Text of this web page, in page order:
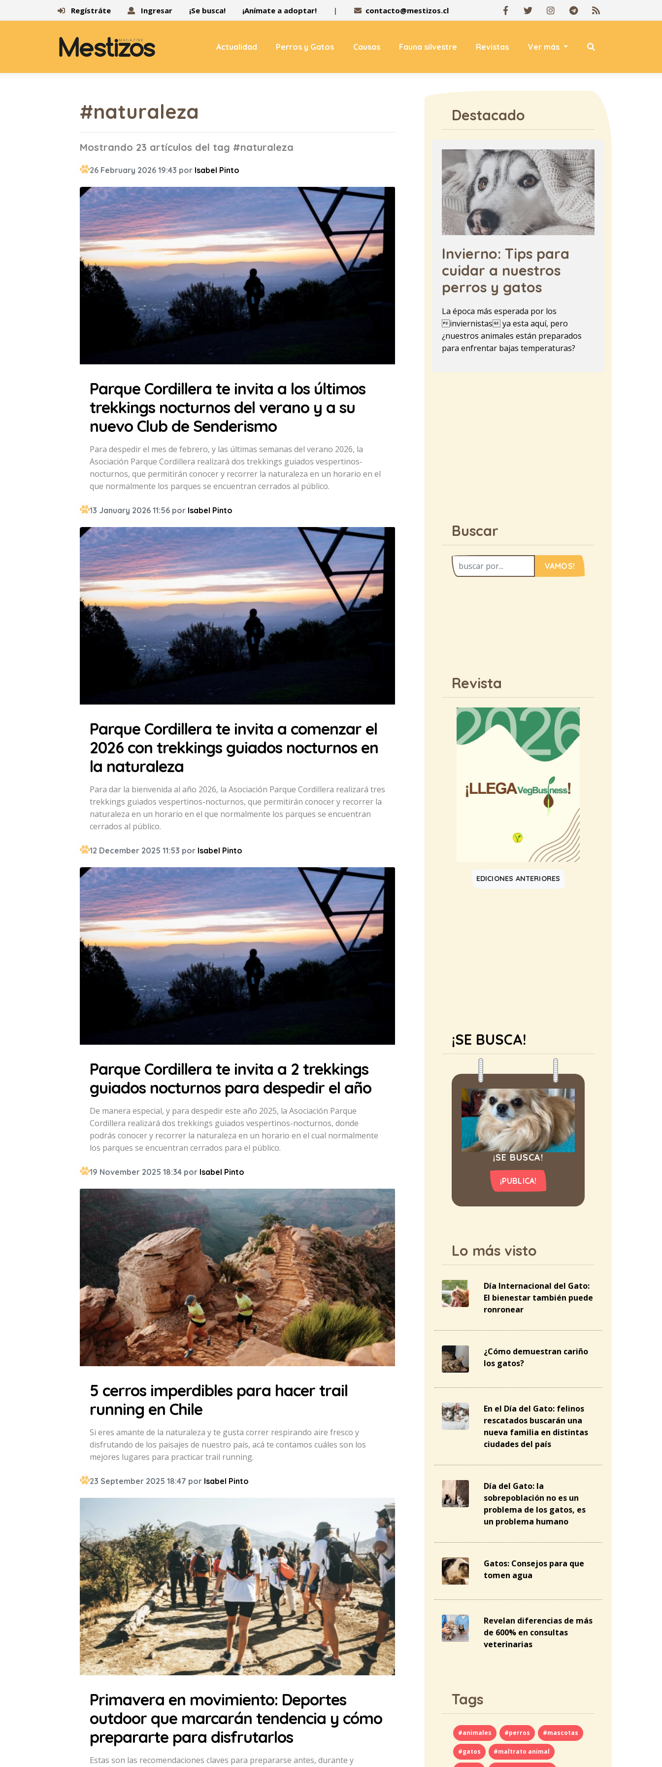
Regístráte Ingresar ¡Se busca! ¡Anímate a adoptar! | contacto@mestizos.cl
Actualidad Perros y Gatos Causas Fauna silvestre Revistas Ver más
#naturaleza
Mostrando 23 artículos del tag #naturaleza
26 February 2026 19:43 por Isabel Pinto
Parque Cordillera te invita a los últimos
trekkings nocturnos del verano y a su
nuevo Club de Senderismo
Para despedir el mes de febrero, y las últimas semanas del verano 2026, la
Asociación Parque Cordillera realizará dos trekkings guiados vespertinos-
nocturnos, que permitirán conocer y recorrer la naturaleza en un horario en el
que normalmente los parques se encuentran cerrados al público.
13 January 2026 11:56 por Isabel Pinto
Parque Cordillera te invita a comenzar el
2026 con trekkings guiados nocturnos en
la naturaleza
Para dar la bienvenida al año 2026, la Asociación Parque Cordillera realizará tres
trekkings guiados vespertinos-nocturnos, que permitirán conocer y recorrer la
naturaleza en un horario en el que normalmente los parques se encuentran
cerrados al público.
12 December 2025 11:53 por Isabel Pinto
Parque Cordillera te invita a 2 trekkings
guiados nocturnos para despedir el año
De manera especial, y para despedir este año 2025, la Asociación Parque
Cordillera realizará dos trekkings guiados vespertinos-nocturnos, donde
podrás conocer y recorrer la naturaleza en un horario en el cual normalmente
los parques se encuentran cerrados para el público.
19 November 2025 18:34 por Isabel Pinto
5 cerros imperdibles para hacer trail
running en Chile
Si eres amante de la naturaleza y te gusta correr respirando aire fresco y
disfrutando de los paisajes de nuestro país, acá te contamos cuáles son los
mejores lugares para practicar trail running.
23 September 2025 18:47 por Isabel Pinto
Primavera en movimiento: Deportes
outdoor que marcarán tendencia y cómo
prepararte para disfrutarlos
Estas son las recomendaciones claves para prepararse antes, durante y
Destacado
Invierno: Tips para
cuidar a nuestros
perros y gatos
La época más esperada por los
inviernistas ya esta aquí, pero
¿nuestros animales están preparados
para enfrentar bajas temperaturas?
Buscar
VAMOS!
Revista
EDICIONES ANTERIORES
¡SE BUSCA!
¡SE BUSCA!
¡PUBLICA!
Lo más visto
Día Internacional del Gato:
El bienestar también puede
ronronear
¿Cómo demuestran cariño
los gatos?
En el Día del Gato: felinos
rescatados buscarán una
nueva familia en distintas
ciudades del país
Día del Gato: la
sobrepoblación no es un
problema de los gatos, es
un problema humano
Gatos: Consejos para que
tomen agua
Revelan diferencias de más
de 600% en consultas
veterinarias
Tags
#animales #perros #mascotas
#gatos #maltrato animal